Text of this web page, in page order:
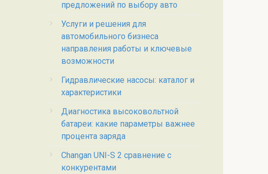
предложений по выбору авто
Услуги и решения для
автомобильного бизнеса
направления работы и ключевые
возможности
Гидравлические насосы: каталог и
характеристики
Диагностика высоковольтной
батареи: какие параметры важнее
процента заряда
Changan UNI-S 2 сравнение с
конкурентами